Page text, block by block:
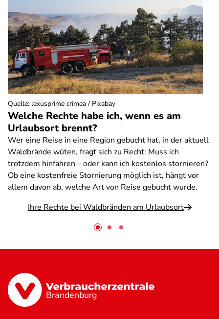
Welche Rechte habe ich, wenn es am
Urlaubsort brennt?
Wer eine Reise in eine Region gebucht hat, in der aktuell
Waldbrände wüten, fragt sich zu Recht: Muss ich
trotzdem hinfahren – oder kann ich kostenlos stornieren?
Ob eine kostenfreie Stornierung möglich ist, hängt vor
allem davon ab, welche Art von Reise gebucht wurde.
Ihre Rechte bei Waldbränden am Urlaubsort
Quelle: lexusprime crimea / Pixabay
Brandenburg